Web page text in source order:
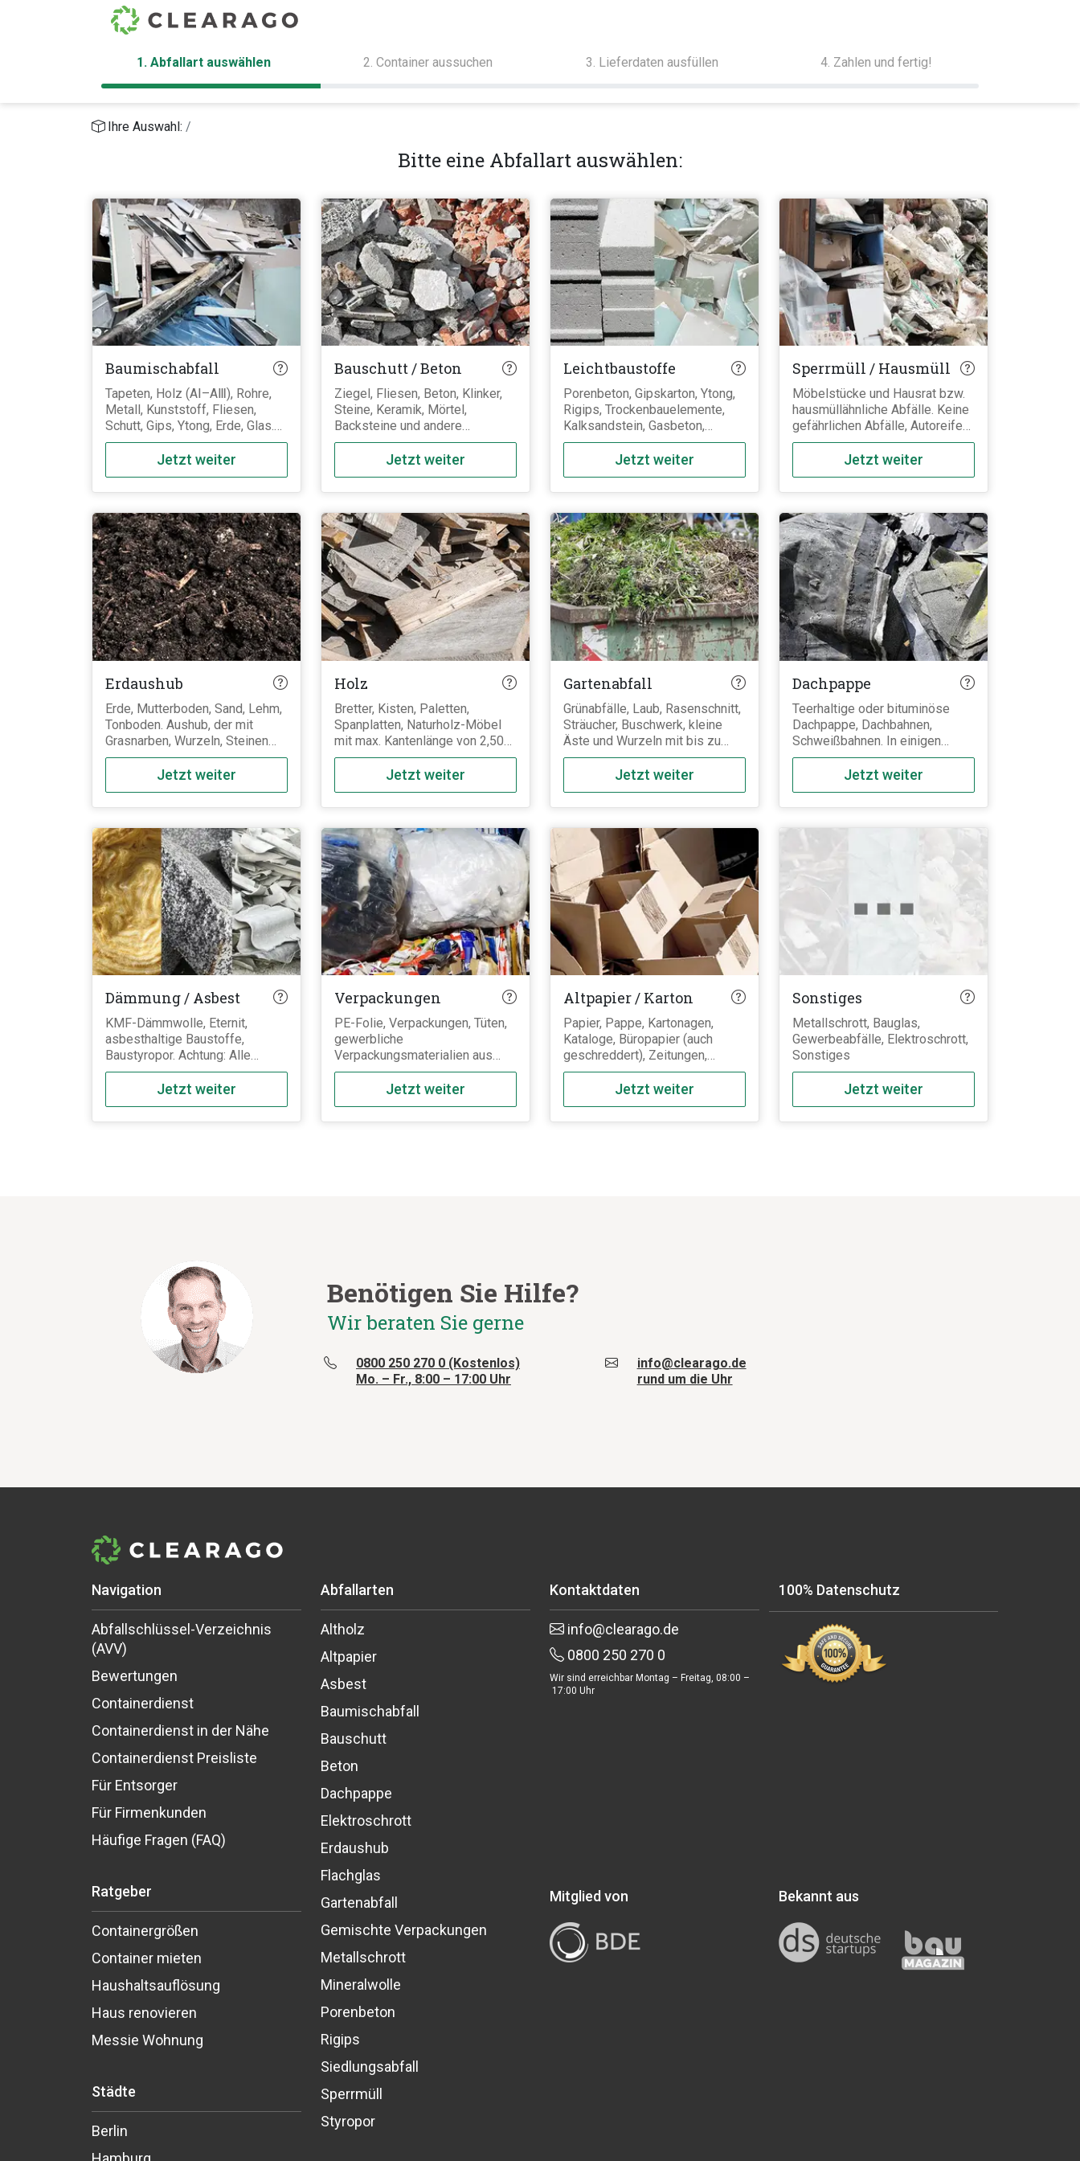
1. Abfallart auswählen 2. Container aussuchen 3. Lieferdaten ausfüllen 4. Zahlen und fertig!
Ihre Auswahl:
Bitte eine Abfallart auswählen:
Baumischabfall
Tapeten, Holz (AⅠ–AⅢ), Rohre,
Metall, Kunststoff, Fliesen,
Schutt, Gips, Ytong, Erde, Glas.
Es kann all das rein, was bei
Baumaßnahmen eines Hauses
anfällt, außer gefährliche sowie
Sonderabfälle (z.B. Dämmung
Jetzt weiter
Bauschutt / Beton
Ziegel, Fliesen, Beton, Klinker,
Steine, Keramik, Mörtel,
Backsteine und andere
ausschließlich mineralische
Materialien. Gips bzw.
Porenbeton und Kalksandstein
gehören nicht zum Bauschutt
Leichtbaustoffen, müssen
getrennt entsorgt werden und
können nicht mit anderen
mineralischen Materialien
vermischt werden.
Jetzt weiter
Leichtbaustoffe
Porenbeton, Gipskarton, Ytong,
Rigips, Trockenbauelemente,
Kalksandstein, Gasbeton,
Bimsstein, Mauersteine aus
Porenbeton (Blocksteine,
Plansteine) sowie alle weiteren
Leichtbaustoffe und
Jetzt weiter
Sperrmüll / Hausmüll
Möbelstücke und Hausrat bzw.
hausmüllähnliche Abfälle. Keine
gefährlichen Abfälle, Autoreifen,
Batterien, Kühlschränke,
Elektrogeräte, o.Ä.
Jetzt weiter
Erdaushub
Erde, Mutterboden, Sand, Lehm,
Tonboden. Aushub, der mit
Grasnarben, Wurzeln, Steinen
oder Schutt durchsetzt ist, muss
als verunreinigter Erdaushub
entsorgt werden. Besagte
Fremdanteile dürfen aber auch
ausmachen.
Jetzt weiter
Holz
Bretter, Kisten, Paletten,
Spanplatten, Naturholz-Möbel
mit max. Kantenlänge von 2,50m.
Hölzerne Außenzäune,
Außentüren und Außenfenster
sind mit Holzschutzmittel
imprägniert und müssen als
entsorgt werden. Frisches Holz
(z.B. Baumstumpen) gehört nicht
zum Altholz und ist unter
Gartenabfall / Baumstumpen
und Wurzeln zu finden.
Jetzt weiter
Gartenabfall
Grünabfälle, Laub, Rasenschnitt,
Sträucher, Buschwerk, kleine
Äste und Wurzeln mit bis zu
15cm Durchmesser und 1m
Länge. Größere Äste,
weitreichendes Wurzelwerk
oder gar ganze Baumstumpen
Grünschnitt und müssen
getrennt als "Baumstumpen und
Wurzeln" entsorgt werden.
Jetzt weiter
Dachpappe
Teerhaltige oder bituminöse
Dachpappe, Dachbahnen,
Schweißbahnen. In einigen
Bundesländern ist für die
Entsorgung von jeglicher Art von
Dachpappe eine
Laboruntersuchung zwingend
Ihnen bei Fragen dazu gerne
Jetzt weiter
Dämmung / Asbest
KMF-Dämmwolle, Eternit,
asbesthaltige Baustoffe,
Baustyropor. Achtung: Alle
Baustoffe dieser Kategorie
müssen staub- und luftdicht in
reißfeste Säcke (sog. BigBags)
verpackt und getrennt
Jetzt weiter
Verpackungen
PE-Folie, Verpackungen, Tüten,
gewerbliche
Verpackungsmaterialien aus
Kunststoff,
Papier/Pappe/Karton sowie
Verbundmaterialien,
Verpackungsstyroporformteile
Jetzt weiter
Altpapier / Karton
Papier, Pappe, Kartonagen,
Kataloge, Büropapier (auch
geschreddert), Zeitungen,
Pappkartons,
Pappverpackungen ohne
Verunreinigungen, wie z.B.
Kunststoffverpackungen oder
Jetzt weiter
Sonstiges
Metallschrott, Bauglas,
Gewerbeabfälle, Elektroschrott,
Sonstiges
Jetzt weiter
Benötigen Sie Hilfe?
Wir beraten Sie gerne
0800 250 270 0 (Kostenlos)
Mo. – Fr., 8:00 – 17:00 Uhr
info@clearago.de
rund um die Uhr
Navigation
Abfallschlüssel-Verzeichnis
(AVV)
Bewertungen
Containerdienst
Containerdienst in der Nähe
Containerdienst Preisliste
Für Entsorger
Für Firmenkunden
Häufige Fragen (FAQ)
Ratgeber
Containergrößen
Container mieten
Haushaltsauflösung
Haus renovieren
Messie Wohnung
Städte
Berlin
Abfallarten
Altholz
Altpapier
Asbest
Baumischabfall
Bauschutt
Beton
Dachpappe
Elektroschrott
Erdaushub
Flachglas
Gartenabfall
Gemischte Verpackungen
Metallschrott
Mineralwolle
Porenbeton
Rigips
Siedlungsabfall
Sperrmüll
Styropor
Kontaktdaten
info@clearago.de
0800 250 270 0
Wir sind erreichbar Montag – Freitag, 08:00 –
17:00 Uhr
100% Datenschutz
Mitglied von Bekannt aus